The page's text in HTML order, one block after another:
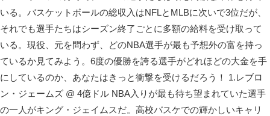
いる。バスケットボールの総収入はNFLとMLBに次いで3位だが、
それでも選手たちはシーズン終了ごとに多額の給料を受け取って
いる。現役、元を問わず、どのNBA選手が最も予想外の富を持っ
ているか見てみよう。6度の優勝を誇る選手がどれほどの大金を手
にしているのか、あなたはきっと衝撃を受けるだろう！ 1.レブロ
ン・ジェームズ @ 4億ドル NBA入りが最も待ち望まれていた選手
の一人がキング・ジェイムスだ。高校バスケでの輝かしいキャリ